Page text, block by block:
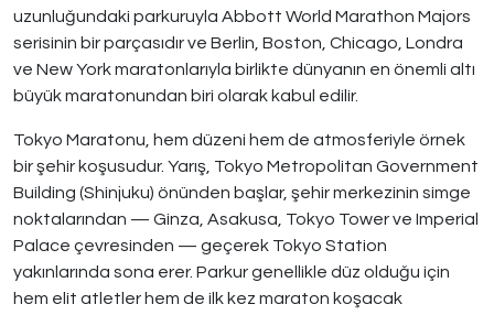
uzunluğundaki parkuruyla Abbott World Marathon Majors
serisinin bir parçasıdır ve Berlin, Boston, Chicago, Londra
ve New York maratonlarıyla birlikte dünyanın en önemli altı
büyük maratonundan biri olarak kabul edilir.
Tokyo Maratonu, hem düzeni hem de atmosferiyle örnek
bir şehir koşusudur. Yarış, Tokyo Metropolitan Government
Building (Shinjuku) önünden başlar, şehir merkezinin simge
noktalarından — Ginza, Asakusa, Tokyo Tower ve Imperial
Palace çevresinden — geçerek Tokyo Station
yakınlarında sona erer. Parkur genellikle düz olduğu için
hem elit atletler hem de ilk kez maraton koşacak